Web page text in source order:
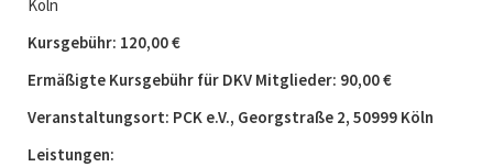
Köln
Kursgebühr: 120,00 €
Ermäßigte Kursgebühr für DKV Mitglieder: 90,00 €
Veranstaltungsort: PCK e.V., Georgstraße 2, 50999 Köln
Leistungen: